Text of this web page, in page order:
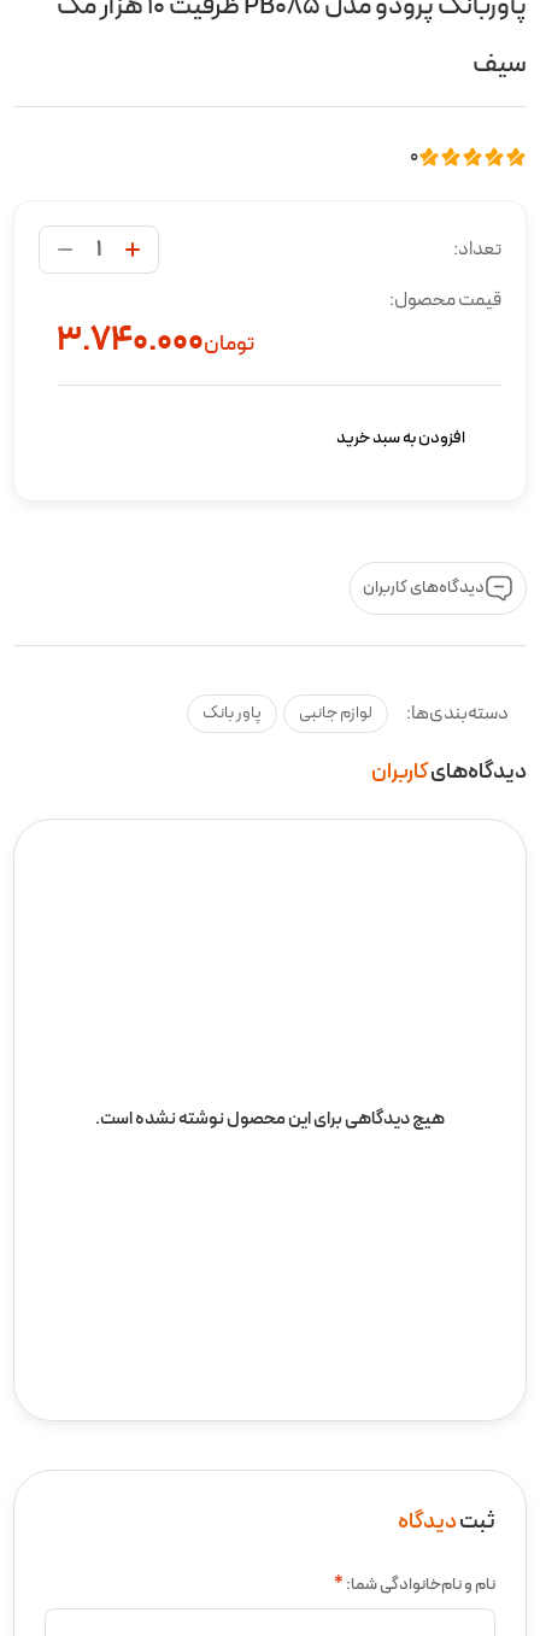
سیف
0
قیمت محصول:
تومان۳.۷۴۰.۰۰۰
تعداد:
افزودن به سبد خرید
دیدگاه‌های کاربران
دیدگاه‌هایکاربران
هیچ دیدگاهی برای این محصول نوشته نشده است.
ثبتدیدگاه
نام و نام‌خانوادگی شما:*
دسته‌بندی‌ها: لوازم جانبی پاور بانک